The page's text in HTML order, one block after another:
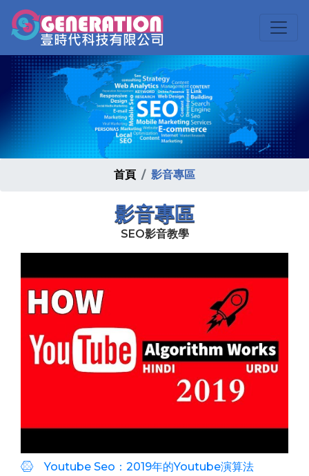
首頁 影音專區
影音專區
SEO影音教學
Youtube Seo：2019年的Youtube演算法